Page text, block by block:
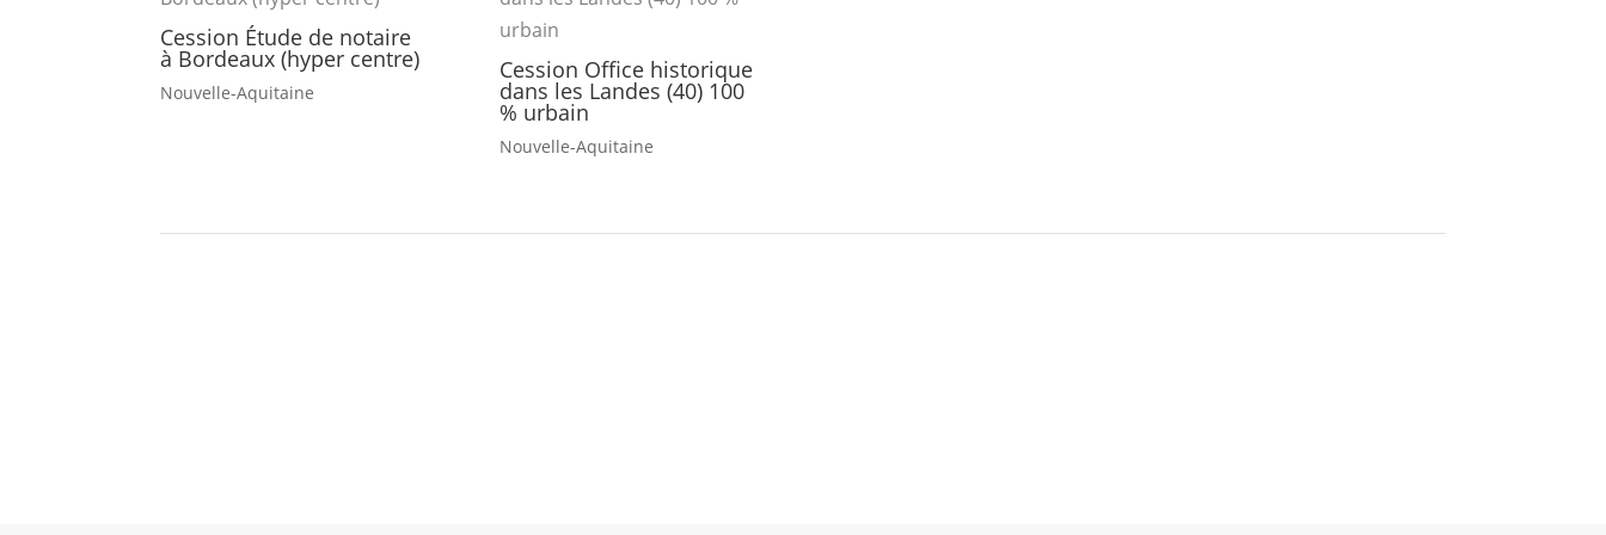
Cession Étude de notaire
à Bordeaux (hyper centre)
Nouvelle-Aquitaine
Cession Office historique
dans les Landes (40) 100
% urbain
Nouvelle-Aquitaine